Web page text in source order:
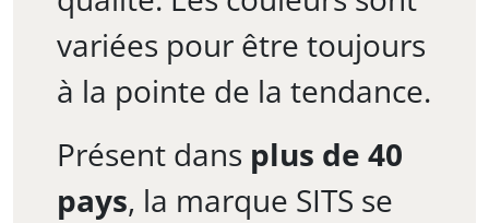
variées pour être toujours
à la pointe de la tendance.
Présent dans plus de 40
pays, la marque SITS se